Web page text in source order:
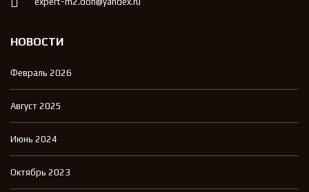
НОВОСТИ
Февраль 2026
Август 2025
Июнь 2024
Октябрь 2023